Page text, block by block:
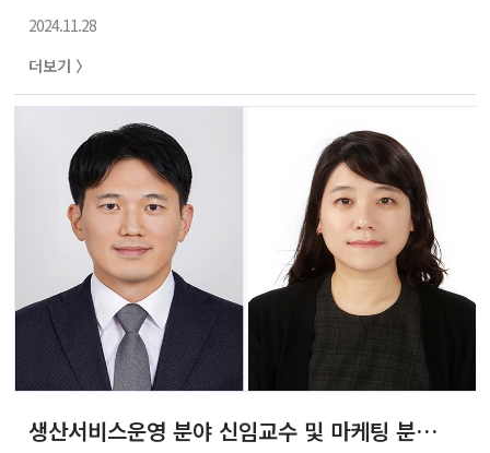
들이었습니다. 솔직히 종합금융회사가 정확히 뭐 하는 회사
데, 몇 개월 다녀보니 금융업은 자본의 크기도 아주 중요한
데 회사의 규모가 너무 작아 장기적으로 힘들겠다는 생각
이 들어 퇴사했고, 이후 본격적으로 커리어를 시작한 곳
은 대우증권이었습니다. 그곳에서 금융 담당 애널리스트
로 일하면서 IMF 위기와 대한민국 대형 시중은행들과 대우
그룹의 몰락을 직접 목격했는데, 애널리스트로서 이런 사건
들을 실제로 경험할 수 있었던 건 아주 운이 좋았..
2024.11.28
더보기 〉
생산서비스운영 분야 신임교수 및 마케팅 분야 신임교수 소개